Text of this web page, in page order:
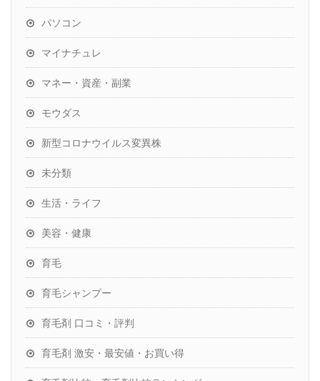
パソコン
マイナチュレ
マネー・資産・副業
モウダス
新型コロナウイルス変異株
未分類
生活・ライフ
美容・健康
育毛
育毛シャンプー
育毛剤 口コミ・評判
育毛剤 激安・最安値・お買い得